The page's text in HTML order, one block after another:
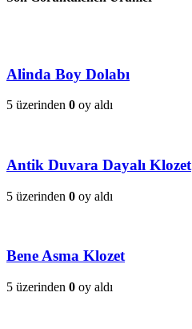
Alinda Boy Dolabı
5 üzerinden 0 oy aldı
Antik Duvara Dayalı Klozet
5 üzerinden 0 oy aldı
Bene Asma Klozet
5 üzerinden 0 oy aldı